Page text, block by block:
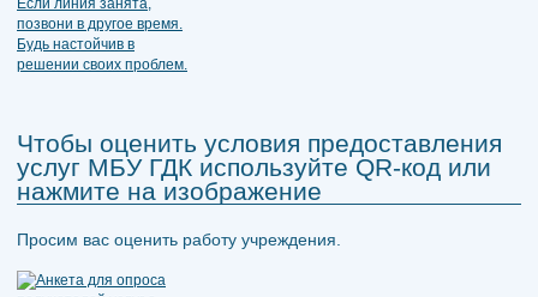
Чтобы оценить условия предоставления
услуг МБУ ГДК используйте QR-код или
нажмите на изображение
Просим вас оценить работу учреждения.